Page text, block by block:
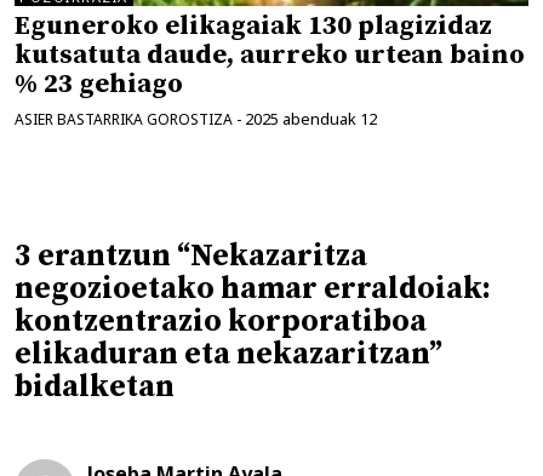
Eguneroko elikagaiak 130 plagizidaz
kutsatuta daude, aurreko urtean baino
% 23 gehiago
ASIER BASTARRIKA GOROSTIZA - 2025 abenduak 12
3 erantzun “Nekazaritza
negozioetako hamar erraldoiak:
kontzentrazio korporatiboa
elikaduran eta nekazaritzan”
bidalketan